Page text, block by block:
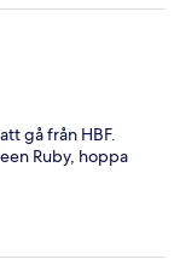
gå från HBF.
Ruby, hoppa